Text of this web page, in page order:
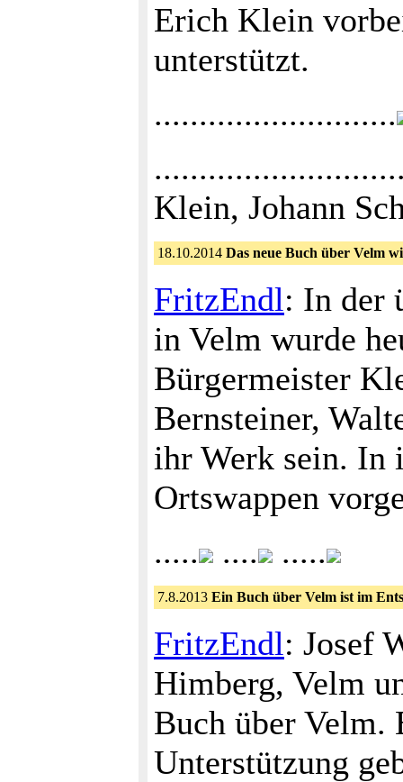
Erich Klein
unterstützt.
...........................
Klein, Johann
18.10.2014 Das neue Buch über Velm
FritzEndl: In der
in Velm wurde
Bürgermeister
Bernsteiner,
ihr Werk sein. In
Ortswappen
.....
.... .....
7.8.2013 Ein Buch über Velm ist im
FritzEndl: Josef
Himberg, Velm
Buch über Velm.
Unterstützung